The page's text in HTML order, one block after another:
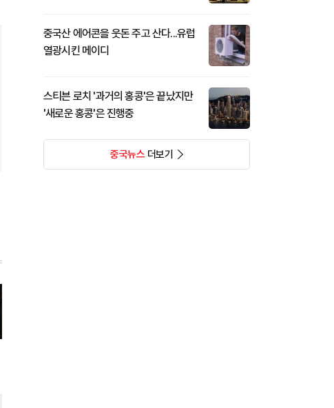
중국산 에어콘을 웃돈 주고 산다...유럽
열광시킨 메이디
스티븐 로치 '과거의 홍콩'은 끝났지만
'새로운 홍콩'은 진행중
중국뉴스더보기